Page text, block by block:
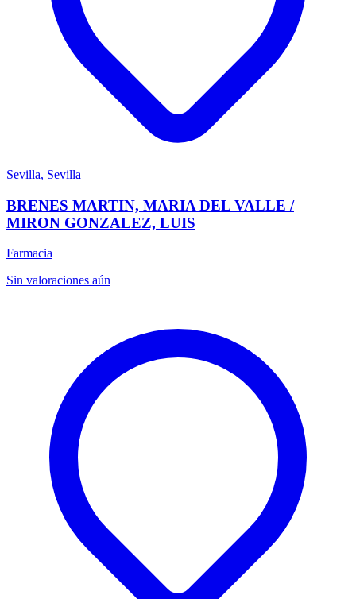
Sevilla, Sevilla
BRENES MARTIN, MARIA DEL VALLE /
MIRON GONZALEZ, LUIS
Farmacia
Sin valoraciones aún